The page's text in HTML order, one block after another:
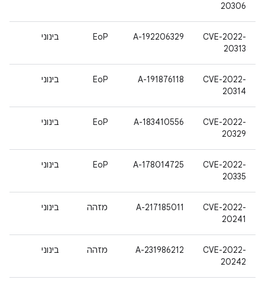
20306
CVE-2022-
20313
A-192206329
EoP בינוני
CVE-2022-
20314
A-191876118
EoP בינוני
CVE-2022-
20329
A-183410556
EoP בינוני
CVE-2022-
20335
A-178014725
EoP בינוני
CVE-2022-
20241
A-217185011 מזהה בינוני
CVE-2022-
20242
A-231986212 מזהה בינוני